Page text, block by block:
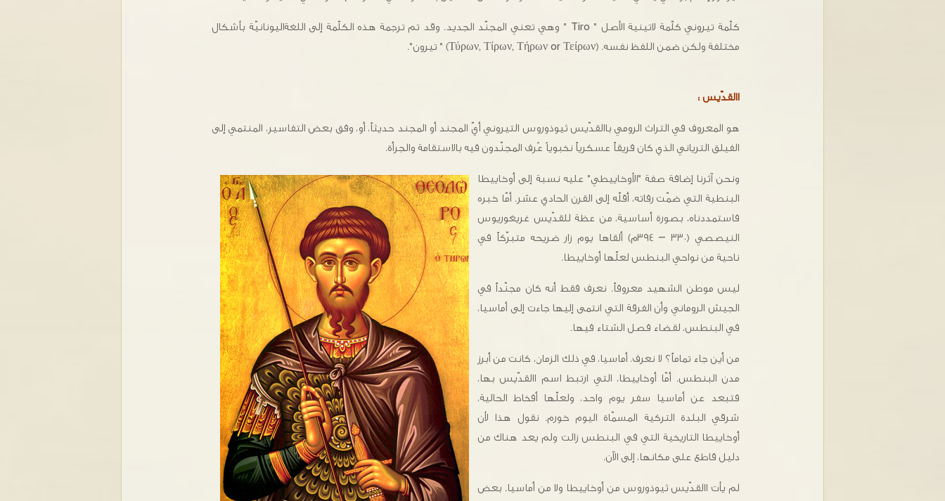
كلّمة تيروني كلّمة لاتينية الأصل " Tiro " وهي تعني المجنّد الجديد. وقد تم ترجمة هذه الكلّمة إلى اللغةاليونانيّة بأشكال
مختلفة ولكن ضمن اللفظ نفسه. (Τύρων, Τίρων, Τήρων or Τείρων) " تيرون".
االقدّيس :
هو المعروف في التراث الرومي باالقدّيس ثيوذوروس التيروني أيّ المجند أو المجند حديثاً، أو، وفق بعض التفاسير، المنتمي إلى
الفيلق الترياني الذي كان فريقاً عسكرياً نخبوياُ عُرف المجنّدون فيه بالاستقامة والجرأة.
ونحن آثرنا إضافة صفة "الأوخاييطي" عليه نسبة إلى أوخاييطا
البنطية التي ضمّت رفاته، أقلّه إلى القرن الحادي عشر. أمّا خبره
فاستمددناه، بصورة أساسية، من عظة للقدّيس غريغوريوس
النيصصي (٣٣٠ – ٣٩٤م) ألقاها يوم زار ضريحه متبرّكاً في
ناحية من نواحي البنطس لعلّها أوخاييطا.
ليس موطن الشهيد معروفاً. نعرف فقط أنه كان مجنّداً في
الجيش الروماني وأن الفرقة التي انتمى إليها جاءت إلى أماسيا،
في البنطس، لقضاء فصل الشتاء فيها.
من أين جاء تماماً؟ لا نعرف. أماسيا، في ذلك الزمان، كانت من أبرز
مدن البنطس. أمّا أوخاييطا، التي ارتبط اسم االقدّيس بها،
فتبعد عن أماسيا سفر يوم واحد، ولعلّها أفخاط الحالية،
شرقي البلدة التركية المسمّاة اليوم خورم. نقول هذا لأن
أوخاييطا التاريخية التي في البنطس زالت ولم يعد هناك من
دليل قاطع على مكانها، إلى الآن.
لم يأت االقدّيس ثيوذوروس من أوخاييطا ولا من أماسيا. بعض